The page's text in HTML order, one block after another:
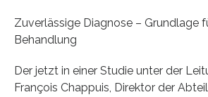
Zuverlässige Diagnose – Grundlage
Behandlung
Der jetzt in einer Studie unter der
François Chappuis, Direktor der